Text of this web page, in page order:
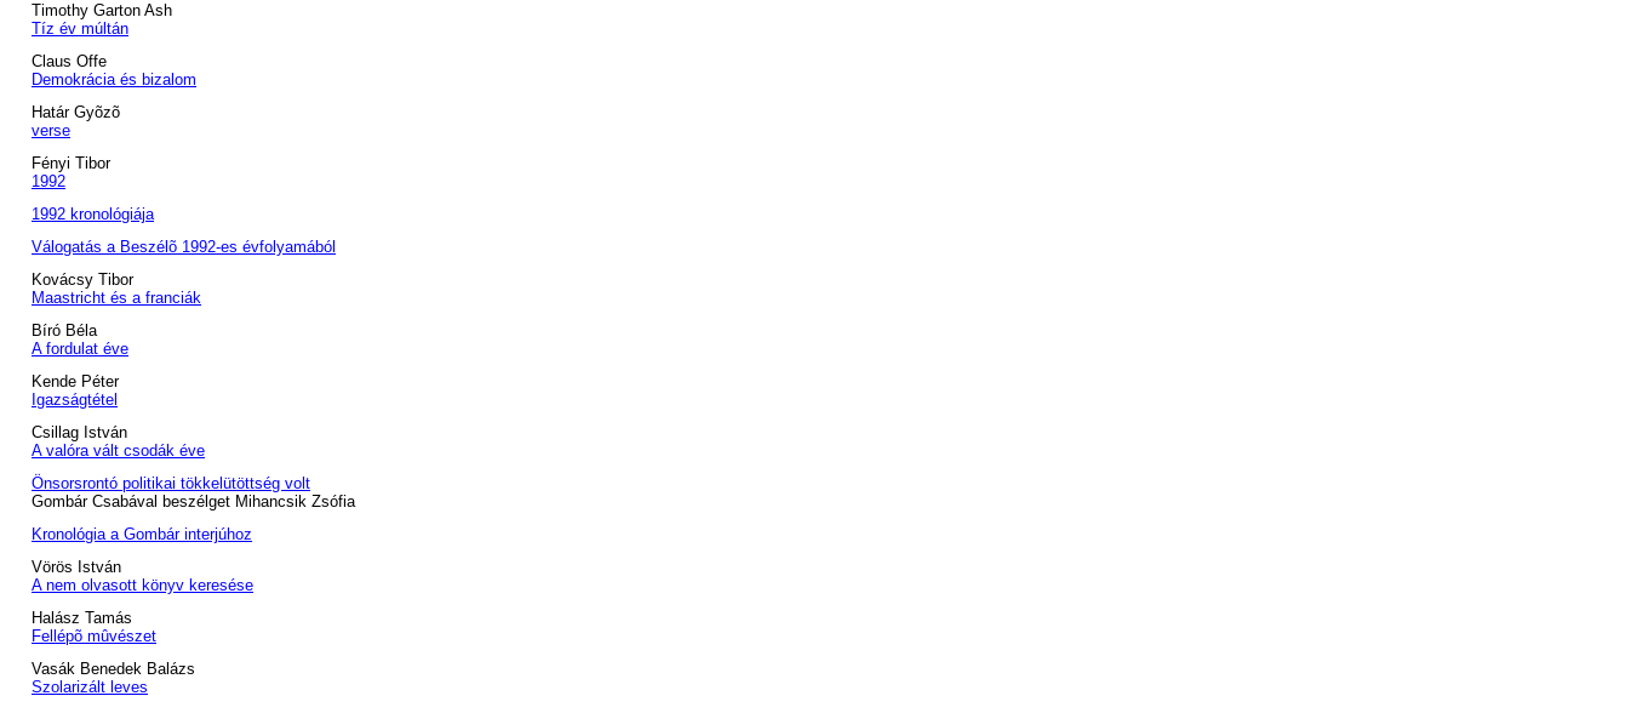
Timothy Garton Ash
Tíz év múltán
Claus Offe
Demokrácia és bizalom
Határ Gyõzõ
verse
Fényi Tibor
1992
1992 kronológiája
Válogatás a Beszélõ 1992-es évfolyamából
Kovácsy Tibor
Maastricht és a franciák
Bíró Béla
A fordulat éve
Kende Péter
Igazságtétel
Csillag István
A valóra vált csodák éve
Önsorsrontó politikai tökkelütöttség volt
Gombár Csabával beszélget Mihancsik Zsófia
Kronológia a Gombár interjúhoz
Vörös István
A nem olvasott könyv keresése
Halász Tamás
Fellépõ mûvészet
Vasák Benedek Balázs
Szolarizált leves